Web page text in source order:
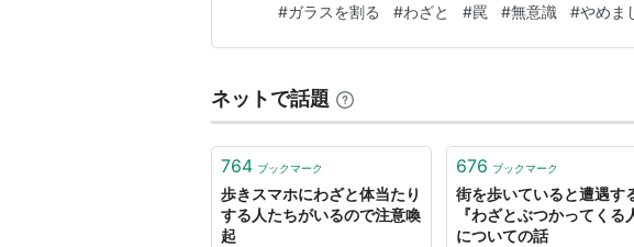
供を怒って 悲しませるのは良くないね。 無意識に
#ガラスを割る #わざと #罠 #無意識 #やめま
ネットで話題
764 ブックマーク
歩きスマホにわざと体当たり
する人たちがいるので注意喚
起
676 ブックマーク
街を歩いていると遭遇す
『わざとぶつかってくる
についての話